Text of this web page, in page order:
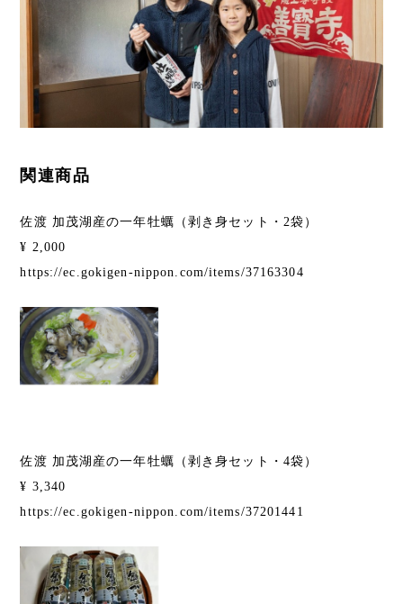
関連商品
佐渡 加茂湖産の一年牡蠣（剥き身セット・2袋）
¥ 2,000
https://ec.gokigen-nippon.com/items/37163304
佐渡 加茂湖産の一年牡蠣（剥き身セット・4袋）
¥ 3,340
https://ec.gokigen-nippon.com/items/37201441